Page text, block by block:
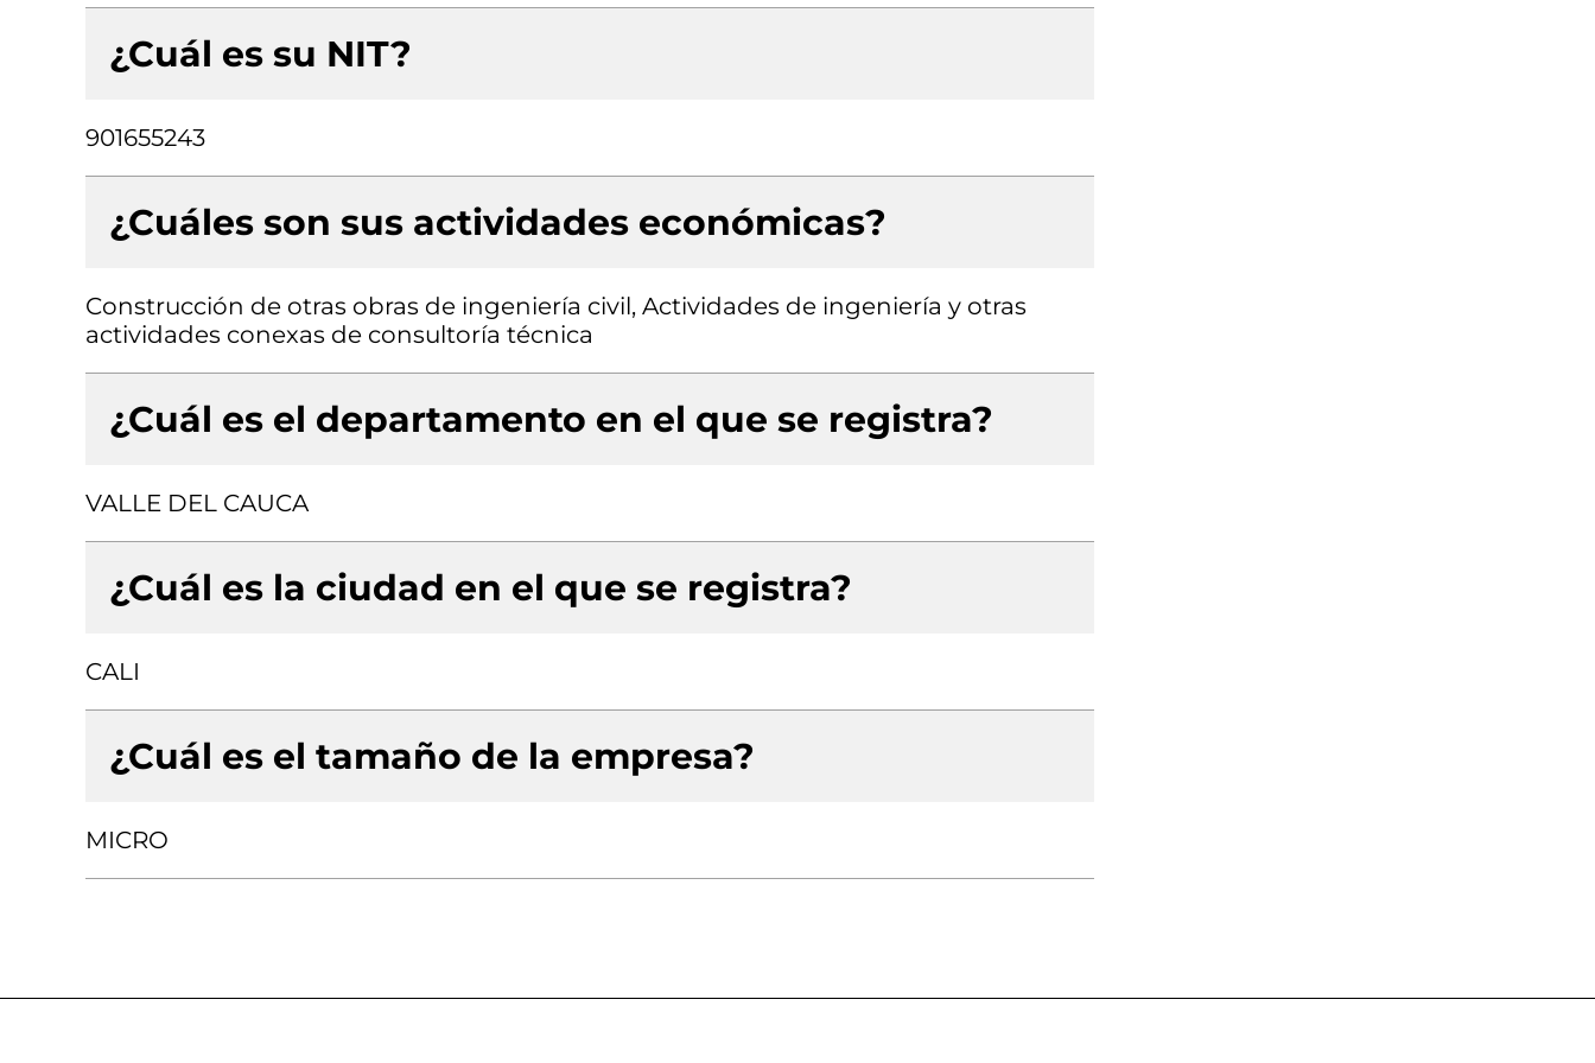
¿Cuál es su NIT?
901655243
¿Cuáles son sus actividades económicas?
Construcción de otras obras de ingeniería civil, Actividades de ingeniería y otras
actividades conexas de consultoría técnica
¿Cuál es el departamento en el que se registra?
VALLE DEL CAUCA
¿Cuál es la ciudad en el que se registra?
CALI
¿Cuál es el tamaño de la empresa?
MICRO